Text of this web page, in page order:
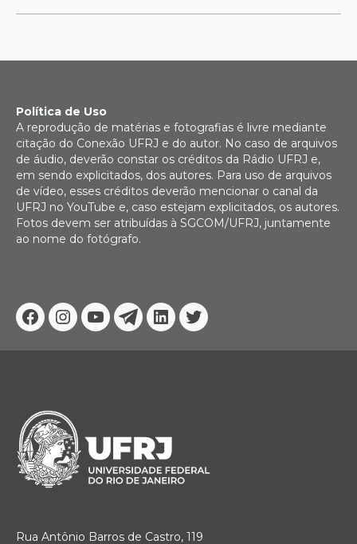
Facebook
Instagram
YoutubeTelegram
Linkedin
Twitter
Política de Uso
A reprodução de matérias e fotografias é livre mediante
citação do Conexão UFRJ e do autor. No caso de arquivos
de áudio, deverão constar os créditos da Rádio UFRJ e,
em sendo explicitados, dos autores. Para uso de arquivos
de vídeo, esses créditos deverão mencionar o canal da
UFRJ no YouTube e, caso estejam explicitados, os autores.
Fotos devem ser atribuídas à SGCOM/UFRJ, juntamente
ao nome do fotógrafo.
Rua Antônio Barros de Castro, 119